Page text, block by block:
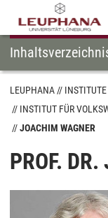
LEUPHANA
INSTITUTE
INSTITUT FÜR
JOACHIM WAGNER
PROF.